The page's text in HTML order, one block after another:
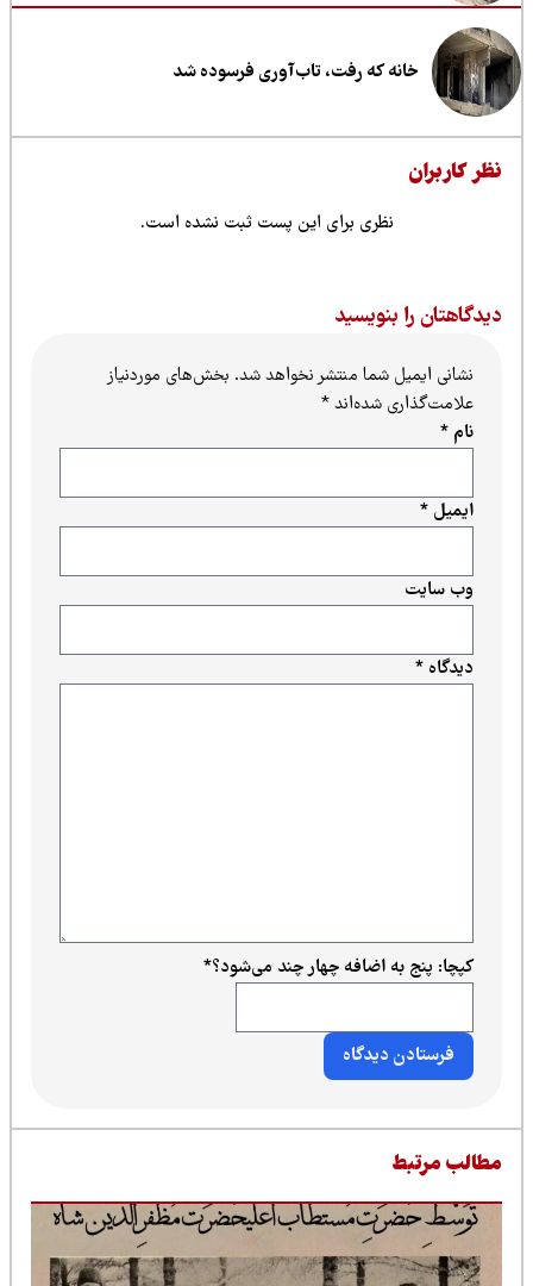
خانه که رفت، تاب‌آوری فرسوده شد
کاربران
نظری برای این پست ثبت نشده است.
را بنویسید
نشانی ایمیل شما منتشر نخواهد شد.بخش‌های موردنیاز
علامت‌گذاری شده‌اند*
دیدگاه*
ایمیل*
وب‌ سایت
کپچا: پنج به اضافه چهار چند می‌شود؟*
مرتبط